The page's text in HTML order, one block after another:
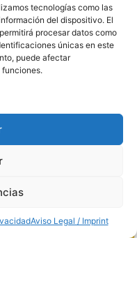
tecnologías como las
del dispositivo. El
procesar datos como
únicas en este
puede afectar
Aviso Legal / Imprint